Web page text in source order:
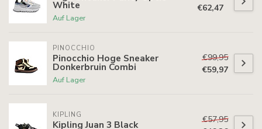
White
Auf Lager
€62,47
PINOCCHIO
Pinocchio Hoge Sneaker
Donkerbruin Combi
Auf Lager
€99,95
€59,97
KIPLING
Kipling Juan 3 Black
€57,95